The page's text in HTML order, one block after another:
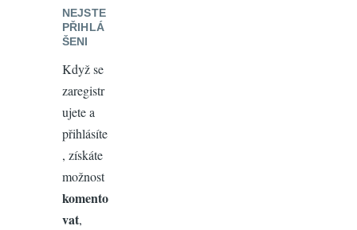
NEJSTE
PŘIHLÁ
ŠENI
Když se
zaregistr
ujete a
přihlásíte
, získáte
možnost
komento
vat,